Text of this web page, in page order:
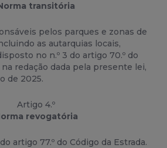
transitória
pelos parques e zonas de
as autarquias locais,
no n.º 3 do artigo 70.º do
na redação dada pela presente lei,
de 2025.
Artigo 4.º
revogatória
artigo 77.º do Código da Estrada.